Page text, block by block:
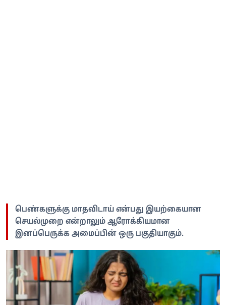
பெண்களுக்கு மாதவிடாய் என்பது இயற்கையான
செயல்முறை என்றாலும் ஆரோக்கியமான
இனப்பெருக்க அமைப்பின் ஒரு பகுதியாகும்.